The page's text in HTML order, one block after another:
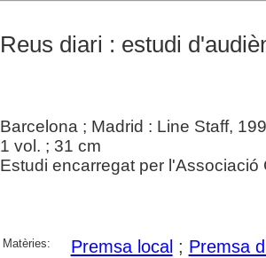
Reus diari : estudi
Barcelona ; Madrid : Line Staff,
1 vol. ; 31 cm
Estudi encarregat per
Matèries: Premsa local ; Premsa